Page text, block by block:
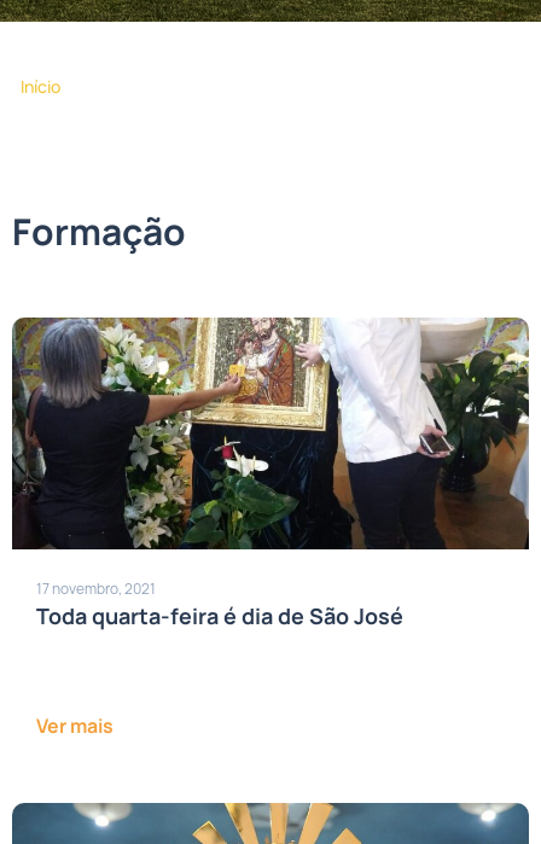
Início
Formação
17 novembro, 2021
Toda quarta-feira é dia de São José
Ver mais